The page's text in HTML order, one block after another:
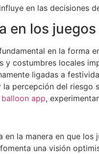
en las decisiones
en los
en la forma
y costumbres locales
ligadas a
percepción del
balloon app,
en la manera en que
una visión